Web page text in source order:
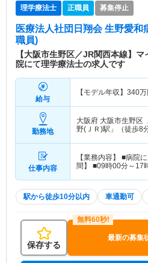
理学療法士 正職員 募集停止
医療法人社団日翔会 生野愛和
職員)
【大阪市生野区／JR関西本線】
院にて理学療法士の求人です
給与
【モデル年収】 340万
勤務地
大阪府 大阪市生野区
野(ＪＲ)駅」（徒歩8分
仕事内容
【業務内容】 ■病院にお
間】 ■09時00分～17
駅から徒歩10分以内 車通勤可
保存する
最新の募集